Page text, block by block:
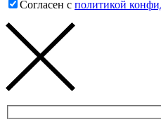
Согласен с политикой